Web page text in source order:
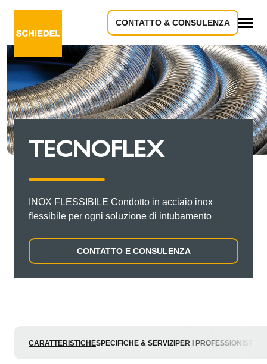
CONTATTO & CONSULENZA
TECNOFLEX
INOX FLESSIBILE Condotto in acciaio inox
flessibile per ogni soluzione di intubamento
CONTATTO E CONSULENZA
CARATTERISTICHESPECIFICHE & SERVIZI PER I PROFESSIONISTI